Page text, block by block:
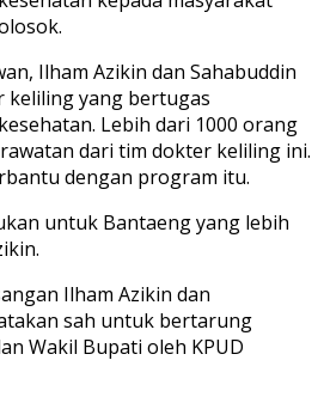
Ilham Azikin dan Sahabuddin
keliling yang bertugas
Lebih dari 1000 orang
dari tim dokter keliling ini.
dengan program itu.
untuk Bantaeng yang lebih
Ilham Azikin dan
sah untuk bertarung
Wakil Bupati oleh KPUD